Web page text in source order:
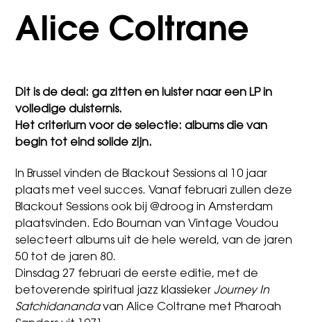
Alice Coltrane
Dit is de deal: ga zitten en luister naar een LP in
volledige duisternis.
Het criterium voor de selectie: albums die van
begin tot eind solide zijn.
In Brussel vinden de Blackout Sessions al 10 jaar
plaats met veel succes. Vanaf februari zullen deze
Blackout Sessions ook bij @droog in Amsterdam
plaatsvinden. Edo Bouman van Vintage Voudou
selecteert albums uit de hele wereld, van de jaren
50 tot de jaren 80.
Dinsdag 27 februari de eerste editie, met de
betoverende spiritual jazz klassiekerJourney In
Satchidanandavan Alice Coltrane met Pharoah